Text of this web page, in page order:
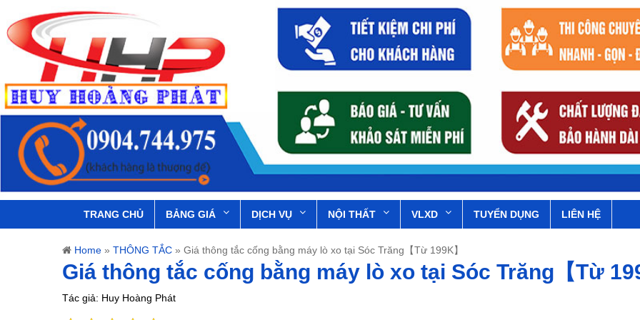
TRANG CHỦ BẢNG GIÁ DỊCH VỤ NỘI THẤT VLXD TUYỂN DỤNG LIÊN HỆ
Home » THÔNG TẮC » Giá thông tắc cống bằng máy lò xo tại Sóc Trăng【Từ 199K】
Giá thông tắc cống bằng máy lò xo tại Sóc Trăng【Từ
Tác giả: Huy Hoàng Phát